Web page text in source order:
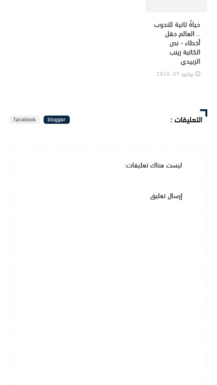
حياةٌ ثانية للندوب
.. العالم حقل
أخطاء - نص
الكاتبة زينب
الزبيدي
يوليوز 09, 2026
التعليقات :
blogger
facebook
ليست هناك تعليقات:
إرسال تعليق